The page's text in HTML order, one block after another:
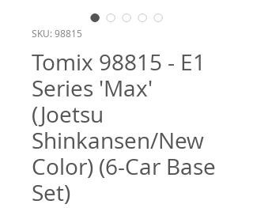
SKU: 98815
Tomix 98815 - E1
Series 'Max'
(Joetsu
Shinkansen/New
Color) (6-Car Base
Set)